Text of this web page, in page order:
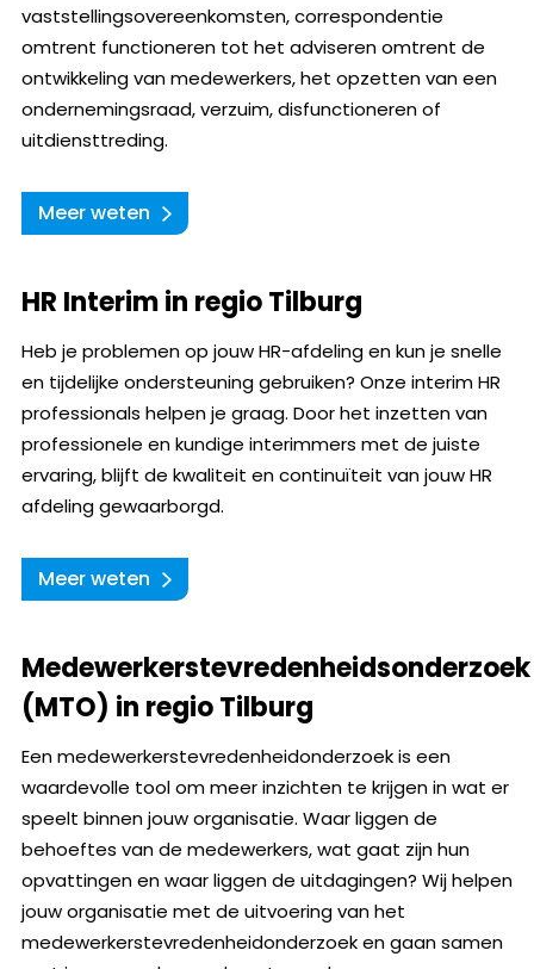
vaststellingsovereenkomsten, correspondentie
omtrent functioneren tot het adviseren omtrent de
ontwikkeling van medewerkers, het opzetten van een
ondernemingsraad, verzuim, disfunctioneren of
uitdiensttreding.
Meer weten
HR Interim in regio Tilburg
Heb je problemen op jouw HR-afdeling en kun je snelle
en tijdelijke ondersteuning gebruiken? Onze interim HR
professionals helpen je graag. Door het inzetten van
professionele en kundige interimmers met de juiste
ervaring, blijft de kwaliteit en continuïteit van jouw HR
afdeling gewaarborgd.
Meer weten
Medewerkerstevredenheidsonderzoek
(MTO) in regio Tilburg
Een medewerkerstevredenheidonderzoek is een
waardevolle tool om meer inzichten te krijgen in wat er
speelt binnen jouw organisatie. Waar liggen de
behoeftes van de medewerkers, wat gaat zijn hun
opvattingen en waar liggen de uitdagingen? Wij helpen
jouw organisatie met de uitvoering van het
medewerkerstevredenheidonderzoek en gaan samen